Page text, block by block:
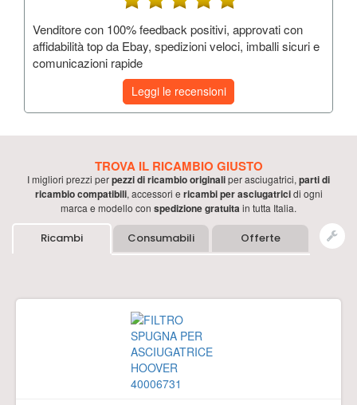
Venditore con 100% feedback positivi, approvati con
affidabilità top da Ebay, spedizioni veloci, imballi sicuri e
comunicazioni rapide
Leggi le recensioni
TROVA IL RICAMBIO GIUSTO
I migliori prezzi perpezzi di ricambio originaliperasciugatrici, parti di
ricambio compatibili, accessori e ricambi perasciugatricidi ogni
marca e modello con spedizione gratuitain tutta Italia.
Ricambi Consumabili Offerte